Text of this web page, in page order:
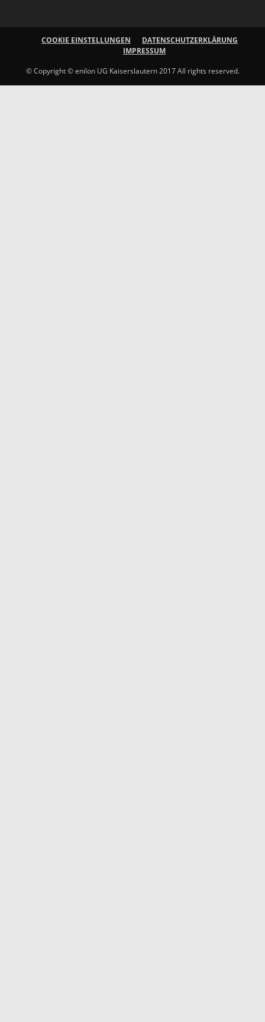
COOKIE EINSTELLUNGEN
DATENSCHUTZERKLÄRUNG
IMPRESSUM
© Copyright © enilon UG Kaiserslautern 2017 All rights reserved.